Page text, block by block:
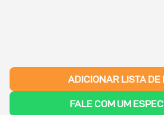
ADICIONAR LISTA DE
FALE COM UM